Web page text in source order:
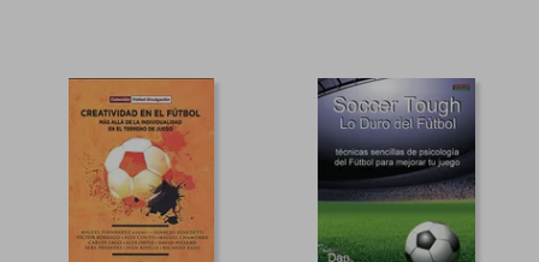
55%
dcto.
50%
dcto. S/